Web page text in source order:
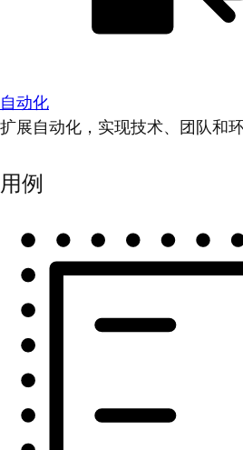
自动化
扩展自动化，实现技术、团队和环
用例